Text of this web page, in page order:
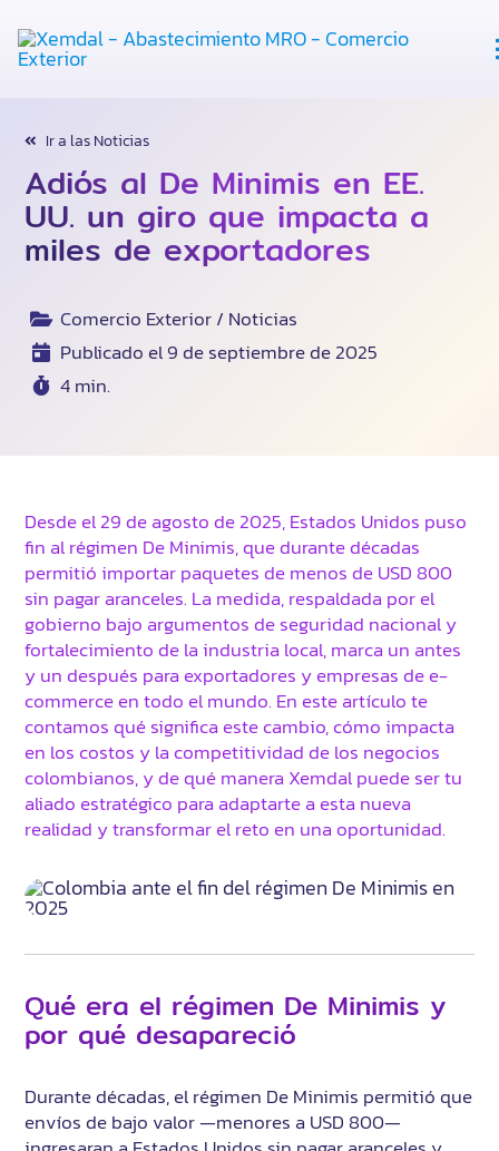
Tercerización
Recursos
Nosotros
Ir a las Noticias
Adiós al De Minimis en EE.
UU. un giro que impacta a
miles de exportadores
Comercio Exterior / Noticias
Publicado el 9 de septiembre de 2025
4 min.
Desde el 29 de agosto de 2025, Estados Unidos puso
fin al régimen De Minimis, que durante décadas
permitió importar paquetes de menos de USD 800
sin pagar aranceles. La medida, respaldada por el
gobierno bajo argumentos de seguridad nacional y
fortalecimiento de la industria local, marca un antes
y un después para exportadores y empresas de e-
commerce en todo el mundo. En este artículo te
contamos qué significa este cambio, cómo impacta
en los costos y la competitividad de los negocios
colombianos, y de qué manera Xemdal puede ser tu
aliado estratégico para adaptarte a esta nueva
realidad y transformar el reto en una oportunidad.
Qué era el régimen De Minimis y
por qué desapareció
Durante décadas, el régimen De Minimis permitió que
envíos de bajo valor —menores a USD 800—